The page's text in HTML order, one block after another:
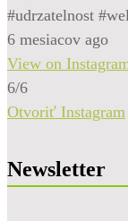
#udrzatelnost
6 mesiacov ago
View on
6/6
Otvoriť Instagram
Newsletter